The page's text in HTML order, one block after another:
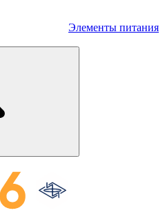
Элементы питания